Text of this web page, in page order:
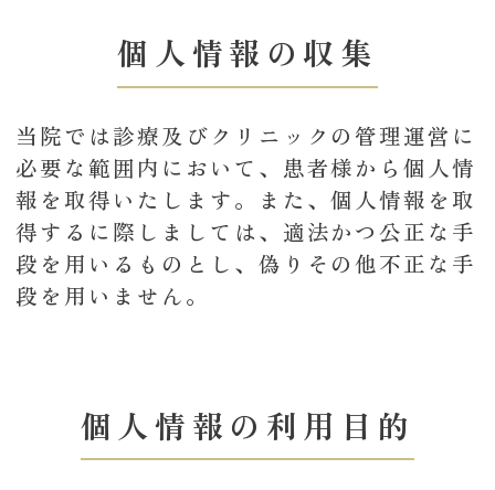
個人情報の収集
当院では診療及びクリニックの管理運営に
必要な範囲内において、患者様から個人情
報を取得いたします。また、個人情報を取
得するに際しましては、適法かつ公正な手
段を用いるものとし、偽りその他不正な手
段を用いません。
個人情報の利用目的